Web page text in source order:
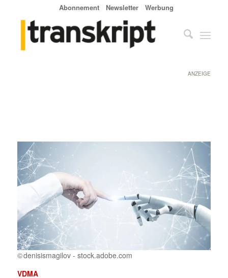
Abonnement Newsletter Werbung
ANZEIGE
denisismagilov - stock.adobe.com
VDMA